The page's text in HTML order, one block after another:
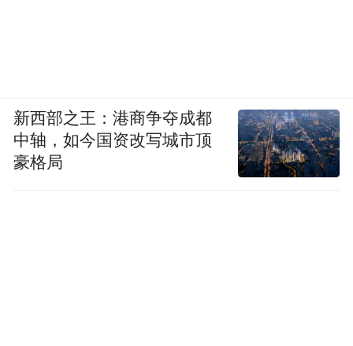
新西部之王：港商争夺成都
中轴，如今国资改写城市顶
豪格局